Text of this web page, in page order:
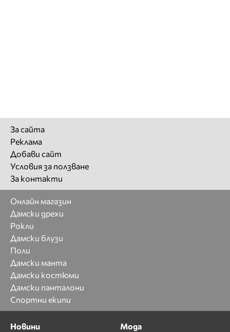
За сайта
Реклама
Добави сайт
Условия за ползване
За контакти
Онлайн магазин
Дамски дрехи
Рокли
Дамски блузи
Поли
Дамски манта
Дамски костюми
Дамски панталони
Спортни екипи
Новини
Мода